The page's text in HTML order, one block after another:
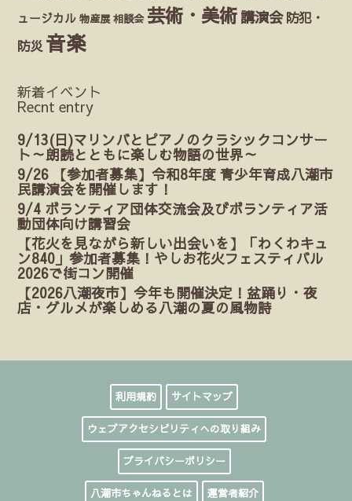
ュージカル 物産展 相談会 芸術・美術 講演会 防犯・
防災 音楽
新着イベント
Recnt entry
9/13(日)マリンバとピアノのクラシックコンサー
ト～朗読とともに楽しむ物語の世界～
9/26 【参加者募集】令和8年度 青少年育成八潮市
民講演会を開催します！
9/4 ボランティア団体交流会及びボランティア活
動団体向け講習会
【花火を見ながら新しい出会いを】「わくわキュ
ン840」参加者募集！やしお花火フェスティバル
2026で街コン開催
【2026八潮夜市】今年も開催決定！盆踊り・夜
店・グルメが楽しめる八潮の夏の風物詩
利用規約 サイトマップ
ウェブアクセシビリティへの取り組み
プライバシーポリシー
八潮市ちゃんねるとは 運営者紹介